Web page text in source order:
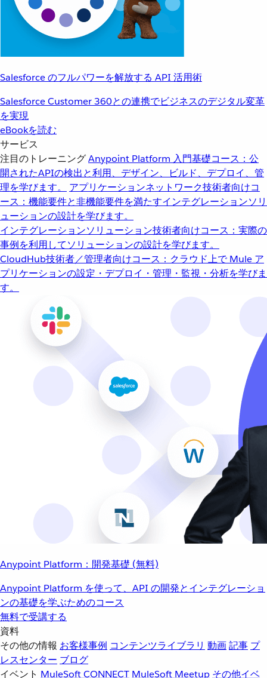
Salesforce のフルパワーを解放する API 活用術
Salesforce Customer 360との連携でビジネスのデジタル変革
を実現
eBookを読む
サービス
注目のトレーニングAnypoint Platform 入門基礎コース：公
開されたAPIの検出と利用、デザイン、ビルド、デプロイ、管
理を学びます。
アプリケーションネットワーク技術者向けコ
ース：機能要件と非機能要件を満たすインテグレーションソリ
ューションの設計を学びます。
インテグレーションソリューション技術者向けコース：実際の
事例を利用してソリューションの設計を学びます。
CloudHub技術者／管理者向けコース：クラウド上で Mule ア
プリケーションの設定・デプロイ・管理・監視・分析を学びま
す。
Anypoint Platform：開発基礎 (無料)
Anypoint Platform を使って、API の開発とインテグレーショ
ンの基礎を学ぶためのコース
無料で受講する
資料
その他の情報 お客様事例 コンテンツライブラリ 動画記事 プ
レスセンター ブログ
イベント MuleSoft CONNECT MuleSoft Meetup その他イベ